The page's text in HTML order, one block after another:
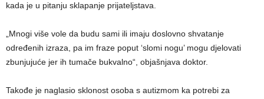
kada je u pitanju sklapanje prijateljstava.
„Mnogi više vole da budu sami ili imaju doslovno shvatanje
određenih izraza, pa im fraze poput ‘slomi nogu’ mogu djelovati
zbunjujuće jer ih tumače bukvalno“, objašnjava doktor.
Takođe je naglasio sklonost osoba s autizmom ka potrebi za